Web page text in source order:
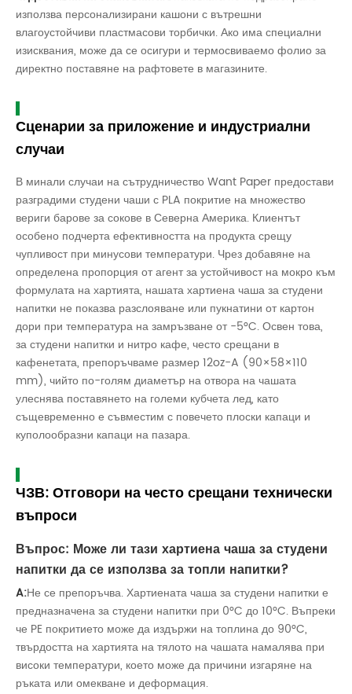
използва персонализирани кашони с вътрешни
влагоустойчиви пластмасови торбички. Ако има специални
изисквания, може да се осигури и термосвиваемо фолио за
директно поставяне на рафтовете в магазините.
Сценарии за приложение и индустриални
случаи
В минали случаи на сътрудничество Want Paper предостави
разградими студени чаши с PLA покритие на множество
вериги барове за сокове в Северна Америка. Клиентът
особено подчерта ефективността на продукта срещу
чупливост при минусови температури. Чрез добавяне на
определена пропорция от агент за устойчивост на мокро към
формулата на хартията, нашата хартиена чаша за студени
напитки не показва разслояване или пукнатини от картон
дори при температура на замръзване от -5°C. Освен това,
за студени напитки и нитро кафе, често срещани в
кафенетата, препоръчваме размер 12oz-A (90×58×110
mm), чийто по-голям диаметър на отвора на чашата
улеснява поставянето на големи кубчета лед, като
същевременно е съвместим с повечето плоски капаци и
куполообразни капаци на пазара.
ЧЗВ: Отговори на често срещани технически
въпроси
Въпрос: Може ли тази хартиена чаша за студени
напитки да се използва за топли напитки?
A:Не се препоръчва. Хартиената чаша за студени напитки е
предназначена за студени напитки при 0°C до 10°C. Въпреки
че PE покритието може да издържи на топлина до 90°C,
твърдостта на хартията на тялото на чашата намалява при
високи температури, което може да причини изгаряне на
ръката или омекване и деформация.